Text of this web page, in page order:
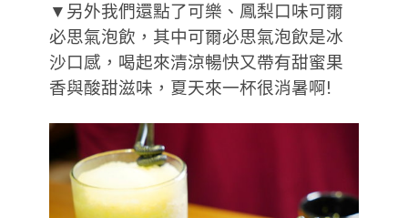
▼另外我們還點了可樂、鳳梨口味可爾
必思氣泡飲，其中可爾必思氣泡飲是冰
沙口感，喝起來清涼暢快又帶有甜蜜果
香與酸甜滋味，夏天來一杯很消暑啊!